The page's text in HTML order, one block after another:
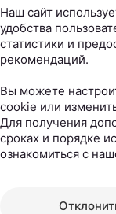
советуют то
Но что
косметологом
остановить
Наш сайт
удобства
статистики и
рекомендаций.
Вы можете
cookie или
Для получения
сроках и порядке
ознакомиться с